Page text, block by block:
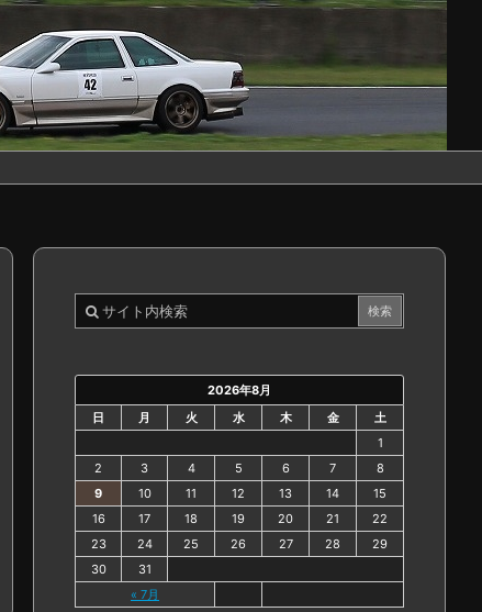
2026年8月
日
月 火 水 木 金 土
« 7月
1
2
3 4 5 6 7
8
9
10 11 12 13 14
15
16
17 18 19 20 21
22
23
24 25 26 27 28
29
30
31